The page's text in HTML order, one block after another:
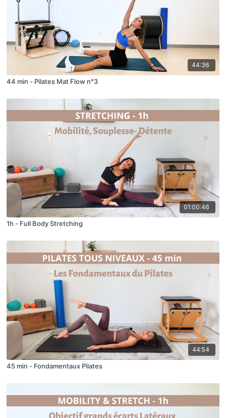
44:36
44 min - Pilates Mat Flow n°3
01:00:46
1h - Full Body Stretching
44:54
45 min - Fondamentaux Pilates